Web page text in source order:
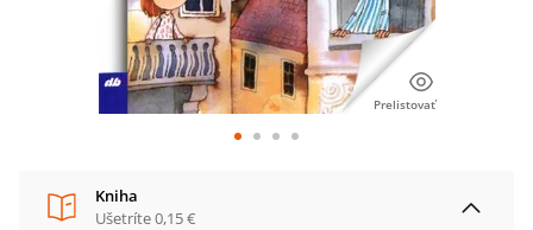
Prelistovať
Kniha
Ušetríte0,15 €